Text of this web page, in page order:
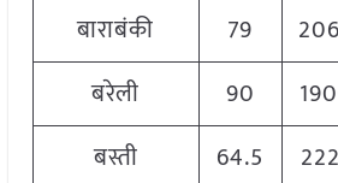
बाराबंकी
79
बरेली
90
बस्ती
64.5